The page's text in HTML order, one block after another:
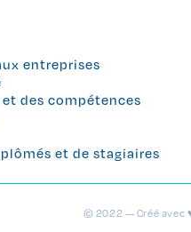
entreprises
des compétences
et de stagiaires
© 2022 — Créé avec